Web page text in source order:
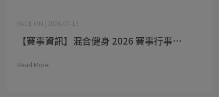
RACE ON | 2026-07-13
【賽事資訊】混合健身 2026 賽事行事⋯
Read More